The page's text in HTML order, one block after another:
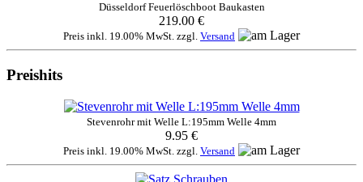
Düsseldorf Feuerlöschboot Baukasten
219.00 €
Preis inkl. 19.00% MwSt. zzgl. Versand
Preishits
Stevenrohr mit Welle L:195mm Welle 4mm
9.95 €
Preis inkl. 19.00% MwSt. zzgl. Versand